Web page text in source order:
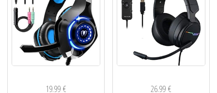
19.99 € 26.99€